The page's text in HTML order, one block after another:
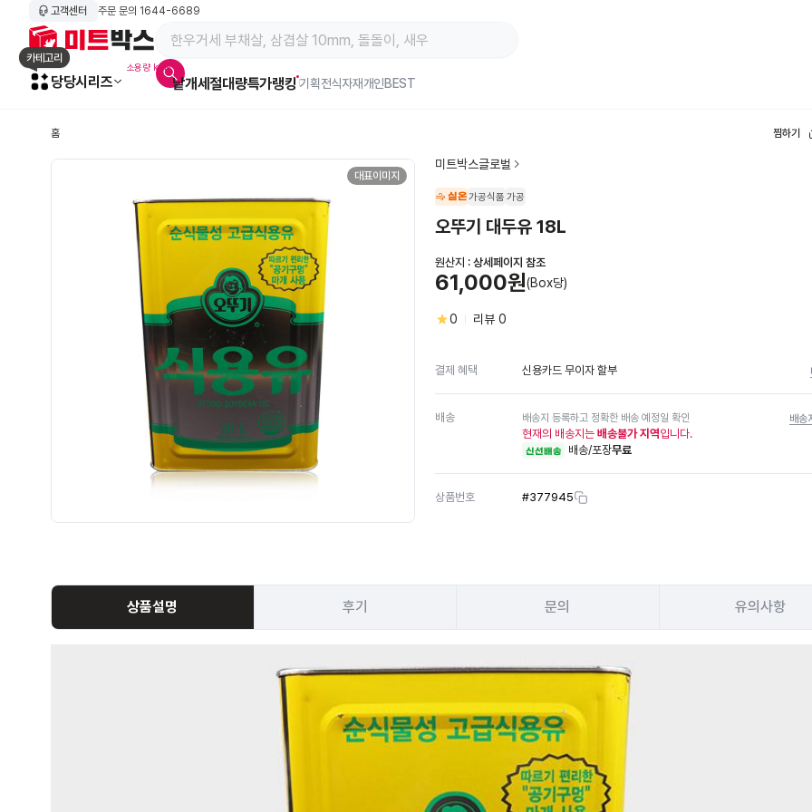
고객센터 주문 문의 1644-6689
메인 페이지 바로가기
카테고리
당당시리즈
소용량 kg육
낱개세절대량특가랭킹알람아이콘
기획전식자재개인BEST
홈 찜하기
대표이미지
미트박스글로벌
실온가공식품 가공
오뚜기 대두유 18L
원산지 : 상세페이지 참조
61,000원(Box당)
0 리뷰 0
결제 혜택 신용카드 무이자 할부
배송 배송지 등록하고 정확한 배송 예정일 확인 배송
현재의 배송지는 배송불가 지역입니다.
신선배송 배송/포장무료
상품번호 #377945
상품설명 후기 문의 유의사항